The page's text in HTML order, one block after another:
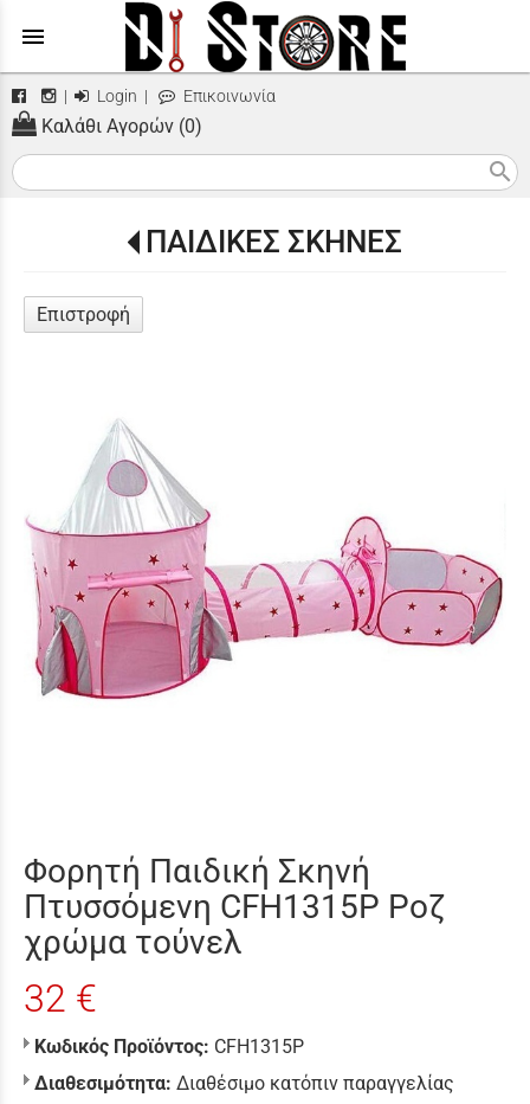
menu
| Login | Επικοινωνία
Καλάθι Αγορών (0)
search
ΠΑΙΔΙΚΕΣ ΣΚΗΝΕΣ
Επιστροφή
Φορητή Παιδική Σκηνή
Πτυσσόμενη CFH1315P Ροζ
χρώμα τούνελ
32 €
Κωδικός Προϊόντος: CFH1315P
Διαθεσιμότητα: Διαθέσιμο κατόπιν παραγγελίας